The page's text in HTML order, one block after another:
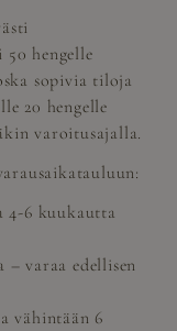
hengelle
sopivia tiloja
20 hengelle
varoitusajalla.
4-6 kuukautta
– varaa edellisen
vähintään 6